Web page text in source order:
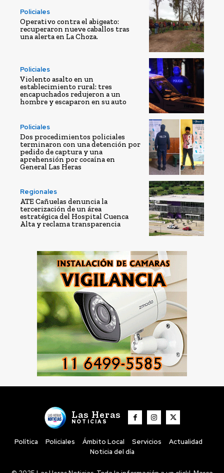
Policiales
Operativo contra el abigeato:
recuperaron nueve caballos tras
una alerta en La Choza.
Policiales
Violento asalto en un
establecimiento rural: tres
encapuchados redujeron a un
hombre y escaparon en su auto
Policiales
Dos procedimientos policiales
terminaron con una detención por
pedido de captura y una
aprehensión por cocaína en
General Las Heras
Regionales
ATE Cañuelas denuncia la
tercerización de un área
estratégica del Hospital Cuenca
Alta y reclama transparencia
Las Heras
NOTICIAS
Política Policiales Ámbito Local Servicios
Actualidad
Noticia del día